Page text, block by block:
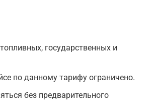
государственных и
по данному тарифу ограничено.
без предварительного